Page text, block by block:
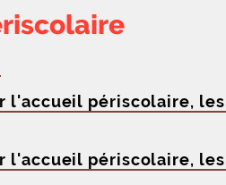
l'accueil périscolaire,
l'accueil périscolaire,